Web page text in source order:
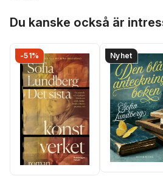
Du kanske också är
-51% Nyhet